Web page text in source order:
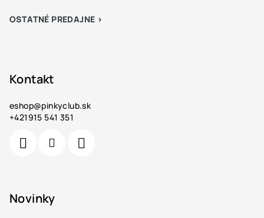
OSTATNÉ PREDAJNE >
Kontakt
eshop@pinkyclub.sk
+421915 541 351
Novinky